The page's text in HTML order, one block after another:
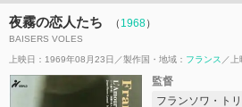
夜霧の恋人たち （ 1968）
BAISERS VOLES
上映日：1969年08月23日 製作国・地域： フランス
監督
フランソワ・ト